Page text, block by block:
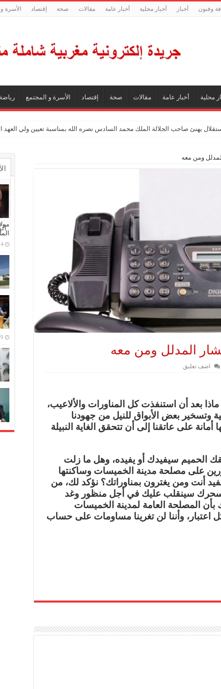
وفنون أخبار أخبار محلية أخبار عامة مقالات صحة إقتصاد الأسرة
محلية أخبار عامة مقالات صحة إقتصاد الأسرة و المجتمع
يهنئ صاحب الجلالة الملك محمد السادس نصره الله بمناسبة تعيين ولي
اضف تعليق
بعد أن استنفذت كل المناورات والألاعيب،
بعض الأبواق للنيل من جهودنا
أمانة على عاتقنا إلى أن تتحقق الغاية النبيلة
الحميم سيفيدك أو يفيده، وهل ما زلت
على مصلحة مدينة الخميسات وساكنتها
أنت ومن يغترون بمناوراتك؟ نؤكد لك، من
سينقلب عليك في أجل منظور وغد
المصلحة العامة لمدينة الخميسات
اعتبار، وأننا لن تغرينا مساومات على حساب
4 مايو، 2026
9 مارس، 2026